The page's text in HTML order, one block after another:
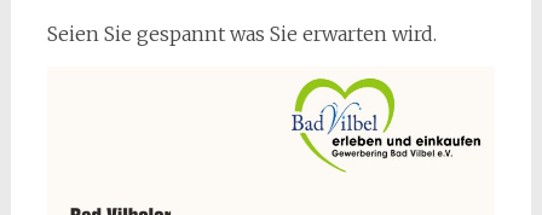
Seien Sie gespannt was Sie erwarten wird.